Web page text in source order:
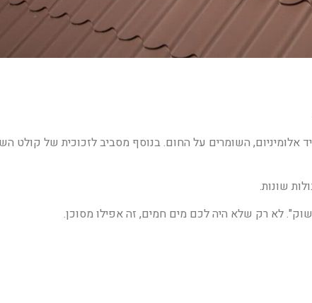
אלומיניום, השומרים על החום. בנוסף מסביב לזכוכית של קולט
שונות.
לא רק שלא היה לכם מים חמים, זה אפילו מסוכן.